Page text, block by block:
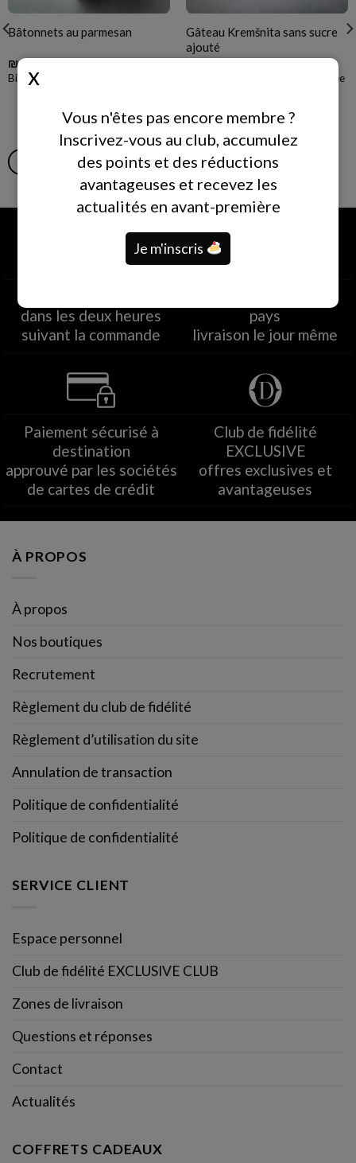
Bâtonnets au parmesan
₪45.00
Biscuits salés au parmesan
AJOUTER AU PANIER
Gâteau Kremšnita sans sucre
ajouté
Pâte feuilletée à la crème fouettée
AJOUTER AU PANIER
dans les deux heures
suivant la commande
pays
livraison le jour même
Paiement sécurisé à
destination
approuvé par les sociétés
de cartes de crédit
Club de fidélité
EXCLUSIVE
offres exclusives et
avantageuses
À PROPOS
À propos
Nos boutiques
Recrutement
Règlement du club de fidélité
Règlement d’utilisation du site
Annulation de transaction
Politique de confidentialité
Politique de confidentialité
SERVICE CLIENT
Espace personnel
Club de fidélité EXCLUSIVE CLUB
Zones de livraison
Questions et réponses
Contact
Actualités
COFFRETS CADEAUX
Vous n'êtes pas encore membre ?
Inscrivez-vous au club, accumulez
des points et des réductions
avantageuses et recevez les
actualités en avant-première
Je m'inscris